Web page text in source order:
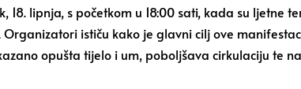
lipnja, s početkom u 18:00 sati, kada su ljetne
ističu kako je glavni cilj ove
opušta tijelo i um, poboljšava cirkulaciju te